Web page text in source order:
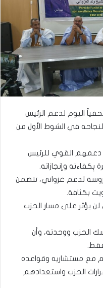
اليوم لدعم الرئيس
في الشوط الأول من
القوي للرئيس
وإنجازاته.
لدعم غزواني، تتضمن
بكثافة.
يؤثر على مسار الحزب
الحزب ووحدته، وأن
مع مستشاريه وقواعده
الحزب واستعدادهم